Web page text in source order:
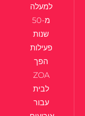
למעלה
מ-50
שנות
פעילות
הפך
ZOA
לבית
עבור